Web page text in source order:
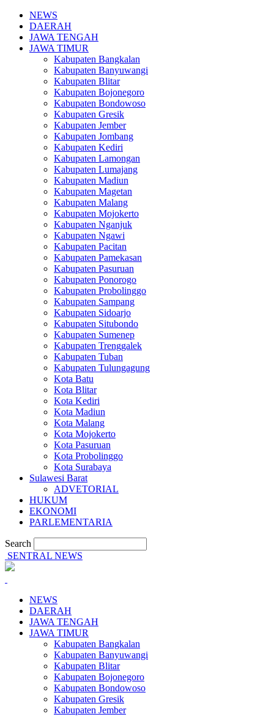
NEWS
DAERAH
JAWA TENGAH
JAWA TIMUR
Kabupaten Bangkalan
Kabupaten Banyuwangi
Kabupaten Blitar
Kabupaten Bojonegoro
Kabupaten Bondowoso
Kabupaten Gresik
Kabupaten Jember
Kabupaten Jombang
Kabupaten Kediri
Kabupaten Lamongan
Kabupaten Lumajang
Kabupaten Madiun
Kabupaten Magetan
Kabupaten Malang
Kabupaten Mojokerto
Kabupaten Nganjuk
Kabupaten Ngawi
Kabupaten Pacitan
Kabupaten Pamekasan
Kabupaten Pasuruan
Kabupaten Ponorogo
Kabupaten Probolinggo
Kabupaten Sampang
Kabupaten Sidoarjo
Kabupaten Situbondo
Kabupaten Sumenep
Kabupaten Trenggalek
Kabupaten Tuban
Kabupaten Tulungagung
Kota Batu
Kota Blitar
Kota Kediri
Kota Madiun
Kota Malang
Kota Mojokerto
Kota Pasuruan
Kota Probolinggo
Kota Surabaya
Sulawesi Barat
ADVETORIAL
HUKUM
EKONOMI
PARLEMENTARIA
Search
SENTRAL NEWS
NEWS
DAERAH
JAWA TENGAH
JAWA TIMUR
Kabupaten Bangkalan
Kabupaten Banyuwangi
Kabupaten Blitar
Kabupaten Bojonegoro
Kabupaten Bondowoso
Kabupaten Gresik
Kabupaten Jember